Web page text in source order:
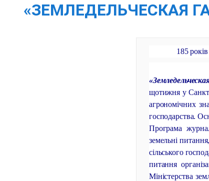
«ЗЕМЛЕДЕЛЬЧЕСКАЯ
185
щотижня у
агрономічних
господарства.
Програма
земельні
сільського
питання
Міністерства